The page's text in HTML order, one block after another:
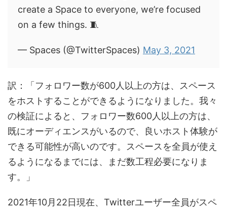
create a Space to everyone, we’re focused
on a few things. 🧵
— Spaces (@TwitterSpaces) May 3, 2021
訳：「フォロワー数が600人以上の方は、スペース
をホストすることができるようになりました。我々
の検証によると、フォロワー数600人以上の方は、
既にオーディエンスがいるので、良いホスト体験が
できる可能性が高いのです。スペースを全員が使え
るようになるまでには、まだ数工程必要になりま
す。」
2021年10月22日現在、Twitterユーザー全員がスペ